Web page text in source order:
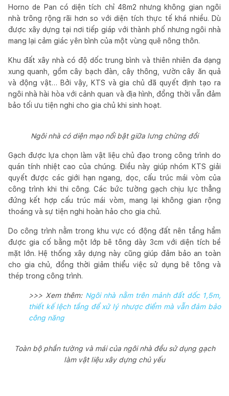
Horno de Pan có diện tích chỉ 48m2 nhưng không gian ngôi
nhà trông rộng rãi hơn so với diện tích thực tế khá nhiều. Dù
được xây dựng tại nơi tiếp giáp với thành phố nhưng ngôi nhà
mang lại cảm giác yên bình của một vùng quê nông thôn.
Khu đất xây nhà có độ dốc trung bình và thiên nhiên đa dạng
xung quanh, gồm cây bạch đàn, cây thông, vườn cây ăn quả
và động vật… Bởi vậy, KTS và gia chủ đã quyết định tạo ra
ngôi nhà hài hòa với cảnh quan và địa hình, đồng thời vẫn đảm
bảo tối ưu tiện nghi cho gia chủ khi sinh hoạt.
Ngôi nhà có diện mạo nổi bật giữa lưng chừng đồi
Gạch được lựa chọn làm vật liệu chủ đạo trong công trình do
quán tính nhiệt cao của chúng. Điều này giúp nhóm KTS giải
quyết được các giới hạn ngang, dọc, cấu trúc mái vòm của
công trình khi thi công. Các bức tường gạch chịu lực thẳng
đứng kết hợp cấu trúc mái vòm, mang lại không gian rộng
thoáng và sự tiện nghi hoàn hảo cho gia chủ.
Do công trình nằm trong khu vực có động đất nên tầng hầm
được gia cố bằng một lớp bê tông dày 3cm với diện tích bề
mặt lớn. Hệ thống xây dựng này cũng giúp đảm bảo an toàn
cho gia chủ, đồng thời giảm thiểu việc sử dụng bê tông và
thép trong công trình.
>>> Xem thêm: Ngôi nhà nằm trên mảnh đất dốc 1,5m,
thiết kế lệch tầng để xử lý nhược điểm mà vẫn đảm bảo
công năng
Toàn bộ phần tường và mái của ngôi nhà đều sử dụng gạch
làm vật liệu xây dựng chủ yếu